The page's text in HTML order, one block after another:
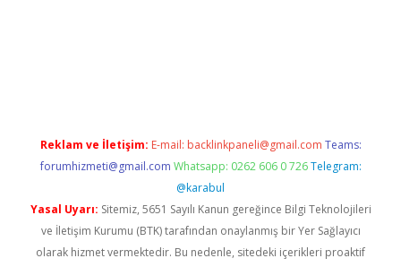
Reklam ve İletişim: E-mail: backlinkpaneli@gmail.com Teams:
forumhizmeti@gmail.com Whatsapp: 0262 606 0 726 Telegram:
@karabul
Yasal Uyarı: Sitemiz, 5651 Sayılı Kanun gereğince Bilgi Teknolojileri
ve İletişim Kurumu (BTK) tarafından onaylanmış bir Yer Sağlayıcı
olarak hizmet vermektedir. Bu nedenle, sitedeki içerikleri proaktif